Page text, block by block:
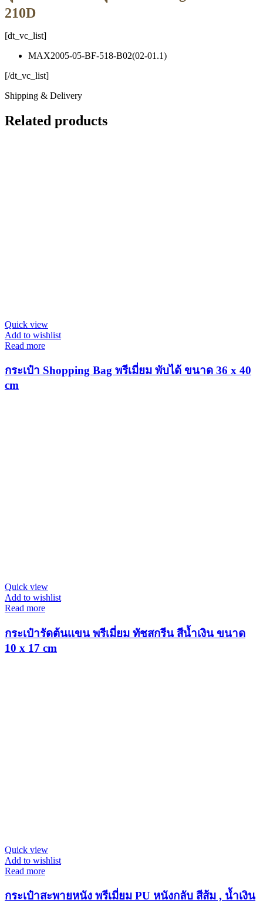
210D
[dt_vc_list]
MAX2005-05-BF-518-B02(02-01.1)
[/dt_vc_list]
Shipping & Delivery
Related products
Quick view
Add to wishlist
Read more
กระเป๋า Shopping Bag พรีเมี่ยม พับได้ ขนาด 36 x 40
cm
Quick view
Add to wishlist
Read more
กระเป๋ารัดต้นเเขน พรีเมี่ยม ทัชสกรีน สีน้ำเงิน ขนาด
10 x 17 cm
Quick view
Add to wishlist
Read more
กระเป๋าสะพายหนัง พรีเมี่ยม PU หนังกลับ สีส้ม , น้ำเงิน